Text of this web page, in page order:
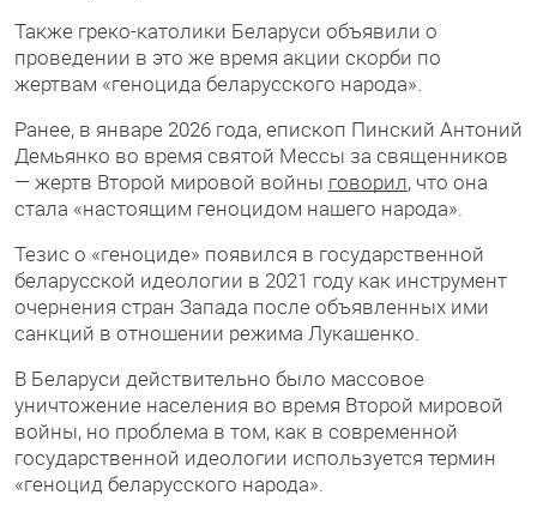
Также греко-католики Беларуси объявили о
проведении в это же время акции скорби по
жертвам «геноцида беларусского народа».
Ранее, в январе 2026 года, епископ Пинский Антоний
Демьянко во время святой Мессы за священников
— жертв Второй мировой войны говорил, что она
стала «настоящим геноцидом нашего народа».
Тезис о «геноциде» появился в государственной
беларусской идеологии в 2021 году как инструмент
очернения стран Запада после объявленных ими
санкций в отношении режима Лукашенко.
В Беларуси действительно было массовое
уничтожение населения во время Второй мировой
войны, но проблема в том, как в современной
государственной идеологии используется термин
«геноцид беларусского народа».